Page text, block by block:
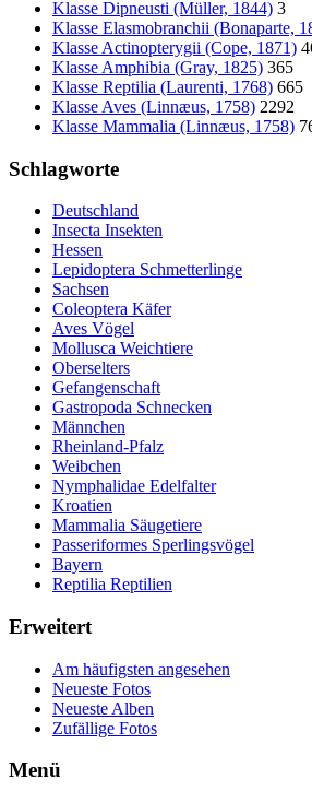
Klasse Dipneusti (Müller, 1844) 3
Klasse Elasmobranchii (Bonaparte,
Klasse Actinopterygii (Cope, 1871)
Klasse Amphibia (Gray, 1825) 365
Klasse Reptilia (Laurenti, 1768) 665
Klasse Aves (Linnæus, 1758) 2292
Klasse Mammalia (Linnæus, 1758)
Schlagworte
Deutschland
Insecta Insekten
Hessen
Lepidoptera Schmetterlinge
Sachsen
Coleoptera Käfer
Aves Vögel
Mollusca Weichtiere
Oberselters
Gefangenschaft
Gastropoda Schnecken
Männchen
Rheinland-Pfalz
Weibchen
Nymphalidae Edelfalter
Kroatien
Mammalia Säugetiere
Passeriformes Sperlingsvögel
Bayern
Reptilia Reptilien
Erweitert
Am häufigsten angesehen
Neueste Fotos
Neueste Alben
Zufällige Fotos
Menü